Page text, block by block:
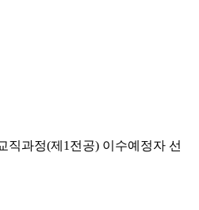
직과정(제1전공) 이수예정자 선